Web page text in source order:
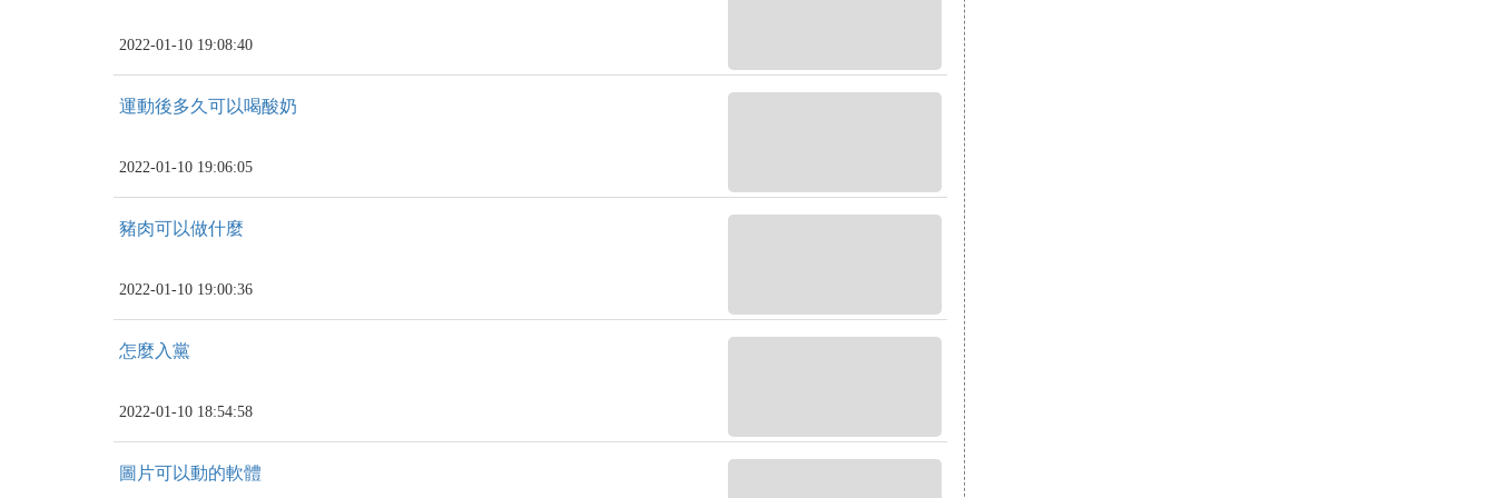
2022-01-10 19:08:40
運動後多久可以喝酸奶
2022-01-10 19:06:05
豬肉可以做什麼
2022-01-10 19:00:36
怎麼入黨
2022-01-10 18:54:58
圖片可以動的軟體